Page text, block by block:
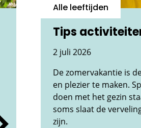
Tips
Alle leeftijden
2 juli 2026
De zomervakantie is
en plezier te maken.
doen met het gezin
soms slaat de
zijn.